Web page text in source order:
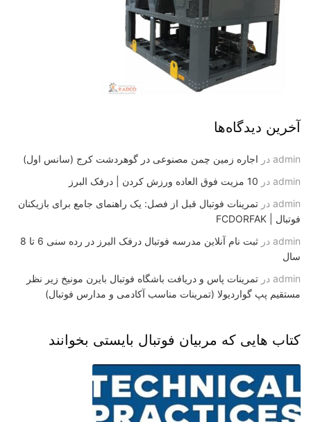
آخرین دیدگاه‌ها
admin در اجاره زمین چمن مصنوعی در گوهردشت کرج (سانس اول)
admin در 10 مزیت فوق العاده ورزش کردن | درفک البرز
admin در تمرینات فوتبال قبل از فصل: یک راهنمای جامع برای بازیکنان
فوتبال | FCDORFAK
admin در
ثبت نام آنلاین مدرسه فوتبال درفک البرز در رده سنی 6 تا 8
سال
admin در تمرینات پاس و دریافت باشگاه فوتبال بایرن مونیخ زیر نظر
مستقیم پپ گواردیولا (تمرینات مناسب آکادمی و مدارس فوتبال)
کتاب هایی که مربیان فوتبال بایستی بخوانند